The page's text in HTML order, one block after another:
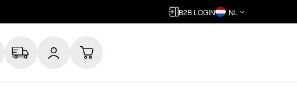
B2B LOGIN NL